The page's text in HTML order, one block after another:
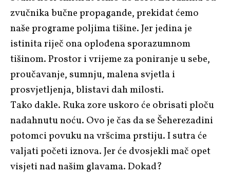
zvučnika bučne propagande, prekidat ćemo
naše programe poljima tišine. Jer jedina je
istinita riječ ona oplođena sporazumnom
tišinom. Prostor i vrijeme za poniranje u sebe,
proučavanje, sumnju, malena svjetla i
prosvjetljenja, blistavi dah milosti.
Tako dakle. Ruka zore uskoro će obrisati ploču
nadahnutu noću. Ovo je čas da se Šeherezadini
potomci povuku na vršcima prstiju. I sutra će
valjati početi iznova. Jer će dvosjekli mač opet
visjeti nad našim glavama. Dokad?